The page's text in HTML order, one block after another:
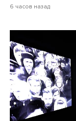
6 часов назад